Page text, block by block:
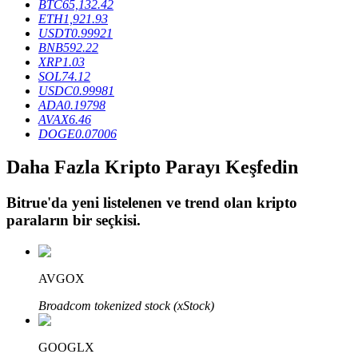
BTR Kilitleme
BTR sahiplerine özel yatırımlar
BTC65,132.42
ETH1,921.93
USDT0.99921
BNB592.22
XRP1.03
SOL74.12
USDC0.99981
ADA0.19798
AVAX6.46
DOGE0.07006
Daha Fazla Kripto Parayı Keşfedin
Bitrue'da yeni listelenen ve trend olan kripto
paraların bir seçkisi.
AVGOX
Broadcom tokenized stock (xStock)
GOOGLX